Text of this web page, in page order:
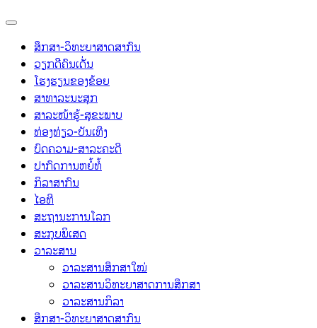
ສຶກສາ-ວິທະຍາສາດສາກົນ
ວຽກດີຄົນເດັ່ນ
ໂຮງຮຽນຂອງຂ້ອຍ
ສາທາລະນະສຸກ
ສາລະໜ້າຮູ້-ສຸຂະພາບ
ທ່ອງທ່ຽວ-ບັນເທີງ
ບົດຄວາມ-ສາລະຄະດີ
ປາກົດການຫຍໍ້ທໍ້
ກິລາສາກົນ
ໄອທີ
ສະຖານະການໂລກ
ສະກຸບພິເສດ
ວາລະສານ
ວາລະສານສຶກສາໃໝ່
ວາລະສານວິທະຍາສາດການສຶກສາ
ວາລະສານກິລາ
ສຶກສາ-ວິທະຍາສາດສາກົນ